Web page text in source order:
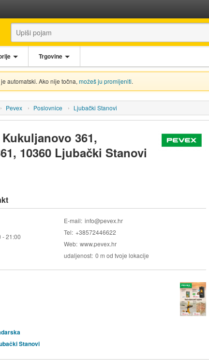
Trgovine
automatski. Ako nije točna, možeš ju promijeniti.
Pevex Poslovnice Ljubački Stanovi
361,
10360 Ljubački Stanovi
- 21:00
E-mail info@pevex.hr
Tel +38572446622
Web www.pevex.hr
udaljenost 0 m od tvoje lokacije
Stanovi